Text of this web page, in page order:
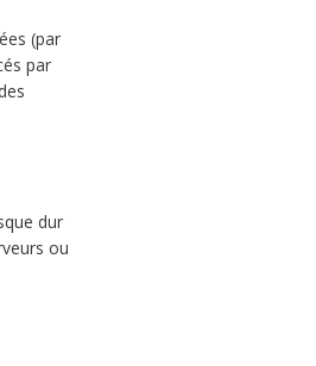
(par
par
dur
ou